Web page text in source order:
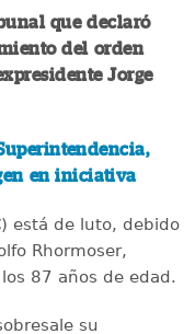
que declaró
del orden
Jorge
en iniciativa
está de luto, debido
Rhormoser,
87 años de edad.
su